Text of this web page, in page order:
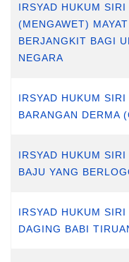
IRSYAD HUKUM
(MENGAWET)
BERJANGKIT BAGI
NEGARA
IRSYAD HUKUM
BARANGAN DERMA
IRSYAD HUKUM
BAJU YANG
IRSYAD HUKUM
DAGING BABI